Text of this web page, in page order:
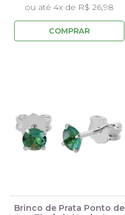
ou até 4x de R$ 26,98
COMPRAR
Brinco de Prata Ponto de